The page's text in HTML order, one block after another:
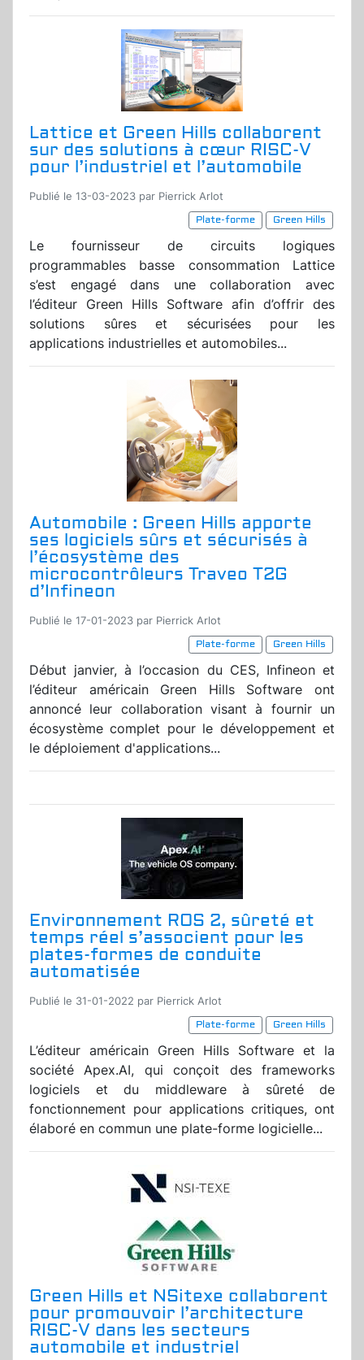
Lattice et Green Hills collaborent
sur des solutions à cœur RISC-V
pour l’industriel et l’automobile
Publié le 13-03-2023 par Pierrick Arlot
Plate-forme
Green Hills
Le fournisseur de circuits logiques
programmables basse consommation Lattice
s’est engagé dans une collaboration avec
l’éditeur Green Hills Software afin d’offrir des
solutions sûres et sécurisées pour les
applications industrielles et automobiles...
Automobile : Green Hills apporte
ses logiciels sûrs et sécurisés à
l’écosystème des
microcontrôleurs Traveo T2G
d’Infineon
Publié le 17-01-2023 par Pierrick Arlot
Plate-forme
Green Hills
Début janvier, à l’occasion du CES, Infineon et
l’éditeur américain Green Hills Software ont
annoncé leur collaboration visant à fournir un
écosystème complet pour le développement et
le déploiement d'applications...
Environnement ROS 2, sûreté et
temps réel s’associent pour les
plates-formes de conduite
automatisée
Publié le 31-01-2022 par Pierrick Arlot
Plate-forme
Green Hills
L’éditeur américain Green Hills Software et la
société Apex.AI, qui conçoit des frameworks
logiciels et du middleware à sûreté de
fonctionnement pour applications critiques, ont
élaboré en commun une plate-forme logicielle...
Green Hills et NSitexe collaborent
pour promouvoir l’architecture
RISC-V dans les secteurs
automobile et industriel